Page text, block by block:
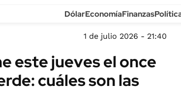
TECNOLOGÍA
MÉXICO
MUNDO
INFORMACIÓN GENERAL
DólarEconomíaFinanzas
1 de julio 2026 - 21:40
este jueves el once
cuáles son las